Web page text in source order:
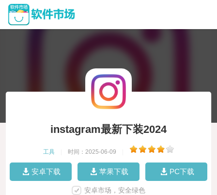
instagram最新下装2024
工具 时间：2025-06-09
安卓下载 苹果下载 PC下载
安卓市场，安全绿色